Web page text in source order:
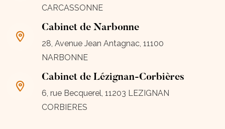
CARCASSONNE
Cabinet de Narbonne
28, Avenue Jean Antagnac, 11100
NARBONNE
Cabinet de Lézignan-Corbières
6, rue Becquerel, 11203 LEZIGNAN
CORBIERES